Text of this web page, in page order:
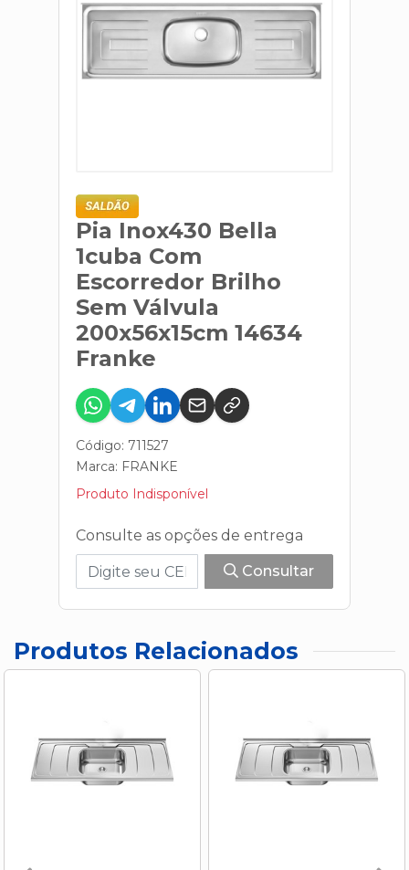
Pia Inox430 Bella
1cuba Com
Escorredor Brilho
Sem Válvula
200x56x15cm 14634
Franke
Código: 711527
Marca: FRANKE
Produto Indisponível
Consulte as opções de entrega
Consultar
Produtos Relacionados